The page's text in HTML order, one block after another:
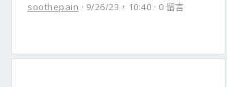
soothepain 9/26/23，10:40 0 留言